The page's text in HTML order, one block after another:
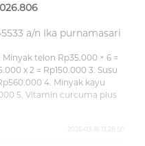
a/n Ika purnamasari
telon Rp35.000 × 6 =
x 2 = Rp150.000 3. Susu
4. Minyak kayu
5. Vitamin curcuma plus
2026-03-18 13:28:50